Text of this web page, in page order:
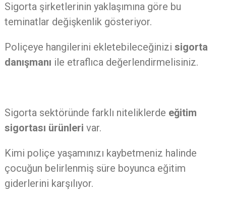
Sigorta şirketlerinin yaklaşımına göre bu
teminatlar değişkenlik gösteriyor.
Poliçeye hangilerini ekletebileceğinizi sigorta
danışmanı ile etraflıca değerlendirmelisiniz.
Sigorta sektöründe farklı niteliklerde eğitim
sigortası ürünleri var.
Kimi poliçe yaşamınızı kaybetmeniz halinde
çocuğun belirlenmiş süre boyunca eğitim
giderlerini karşılıyor.